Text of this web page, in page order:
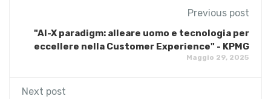
Previous post
"AI-X paradigm: alleare uomo e tecnologia per
eccellere nella Customer Experience" - KPMG
Maggio 29, 2025
Next post